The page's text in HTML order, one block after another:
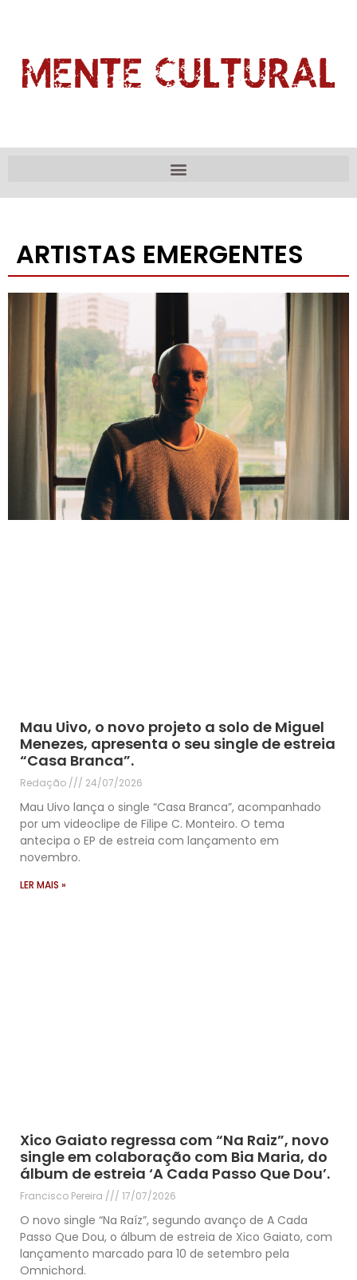
ARTISTAS EMERGENTES
Mau Uivo, o novo projeto a solo de Miguel
Menezes, apresenta o seu single de estreia
“Casa Branca”.
Redação 24/07/2026
Mau Uivo lança o single “Casa Branca”, acompanhado
por um videoclipe de Filipe C. Monteiro. O tema
antecipa o EP de estreia com lançamento em
novembro.
LER MAIS »
Xico Gaiato regressa com “Na Raiz”, novo
single em colaboração com Bia Maria, do
álbum de estreia ‘A Cada Passo Que Dou’.
Francisco Pereira 17/07/2026
O novo single “Na Raíz”, segundo avanço de A Cada
Passo Que Dou, o álbum de estreia de Xico Gaiato, com
lançamento marcado para 10 de setembro pela
Omnichord.